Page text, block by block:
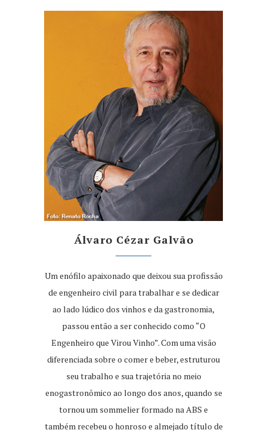
Álvaro Cézar Galvão
Um enófilo apaixonado que deixou sua profissão
de engenheiro civil para trabalhar e se dedicar
ao lado lúdico dos vinhos e da gastronomia,
passou então a ser conhecido como “O
Engenheiro que Virou Vinho”. Com uma visão
diferenciada sobre o comer e beber, estruturou
seu trabalho e sua trajetória no meio
enogastronômico ao longo dos anos, quando se
tornou um sommelier formado na ABS e
também recebeu o honroso e almejado título de